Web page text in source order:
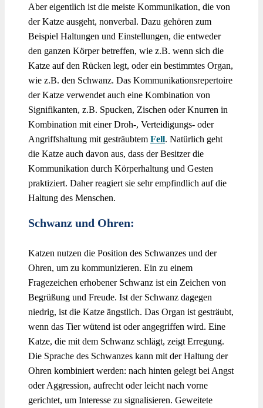
Aber eigentlich ist die meiste Kommunikation, die von
der Katze ausgeht, nonverbal. Dazu gehören zum
Beispiel Haltungen und Einstellungen, die entweder
den ganzen Körper betreffen, wie z.B. wenn sich die
Katze auf den Rücken legt, oder ein bestimmtes Organ,
wie z.B. den Schwanz. Das Kommunikationsrepertoire
der Katze verwendet auch eine Kombination von
Signifikanten, z.B. Spucken, Zischen oder Knurren in
Kombination mit einer Droh-, Verteidigungs- oder
Angriffshaltung mit gesträubtem Fell. Natürlich geht
die Katze auch davon aus, dass der Besitzer die
Kommunikation durch Körperhaltung und Gesten
praktiziert. Daher reagiert sie sehr empfindlich auf die
Haltung des Menschen.
Schwanz und Ohren:
Katzen nutzen die Position des Schwanzes und der
Ohren, um zu kommunizieren. Ein zu einem
Fragezeichen erhobener Schwanz ist ein Zeichen von
Begrüßung und Freude. Ist der Schwanz dagegen
niedrig, ist die Katze ängstlich. Das Organ ist gesträubt,
wenn das Tier wütend ist oder angegriffen wird. Eine
Katze, die mit dem Schwanz schlägt, zeigt Erregung.
Die Sprache des Schwanzes kann mit der Haltung der
Ohren kombiniert werden: nach hinten gelegt bei Angst
oder Aggression, aufrecht oder leicht nach vorne
gerichtet, um Interesse zu signalisieren. Geweitete